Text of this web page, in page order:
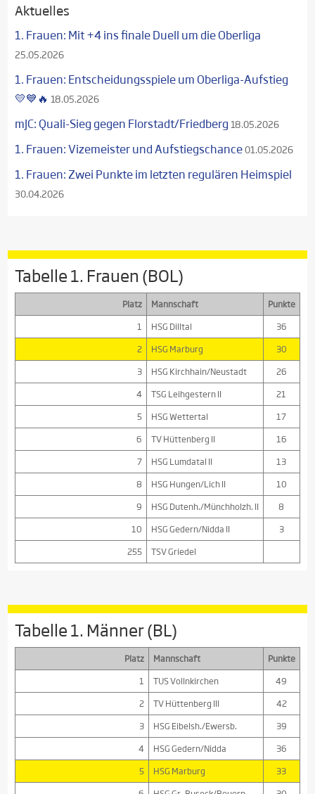
Aktuelles
1. Frauen: Mit +4 ins finale Duell um die Oberliga
25.05.2026
1. Frauen: Entscheidungsspiele um Oberliga-Aufstieg
💛💙🔥 18.05.2026
mJC: Quali-Sieg gegen Florstadt/Friedberg 18.05.2026
1. Frauen: Vizemeister und Aufstiegschance01.05.2026
1. Frauen: Zwei Punkte im letzten regulären Heimspiel
30.04.2026
Tabelle 1. Frauen (BOL)
Platz Mannschaft
Punkte
1
HSG Dilltal
36
2
HSG Marburg
30
3
HSG Kirchhain/Neustadt
26
4
TSG Leihgestern II
21
5
HSG Wettertal
17
6
TV Hüttenberg II
16
7
HSG Lumdatal II
13
8
HSG Hungen/Lich II
10
9
HSG Dutenh./Münchholzh. II
8
10
HSG Gedern/Nidda II
3
255
TSV Griedel
Tabelle 1. Männer (BL)
Platz Mannschaft
Punkte
1
TUS Vollnkirchen
49
2
TV Hüttenberg III
42
3
HSG Eibelsh./Ewersb.
39
4
HSG Gedern/Nidda
36
5
HSG Marburg
33